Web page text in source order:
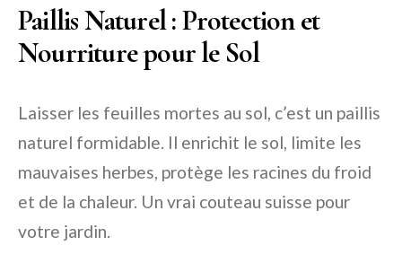
Paillis Naturel : Protection et
Nourriture pour le Sol
Laisser les feuilles mortes au sol, c’est un paillis
naturel formidable. Il enrichit le sol, limite les
mauvaises herbes, protège les racines du froid
et de la chaleur. Un vrai couteau suisse pour
votre jardin.